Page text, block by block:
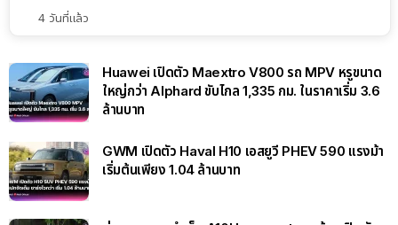
4 วันที่แล้ว
Huawei เปิดตัว Maextro V800 รถ MPV หรูขนาด
ใหญ่กว่า Alphard ขับไกล 1,335 กม. ในราคาเริ่ม 3.6
ล้านบาท
GWM เปิดตัว Haval H10 เอสยูวี PHEV 590 แรงม้า
เริ่มต้นเพียง 1.04 ล้านบาท